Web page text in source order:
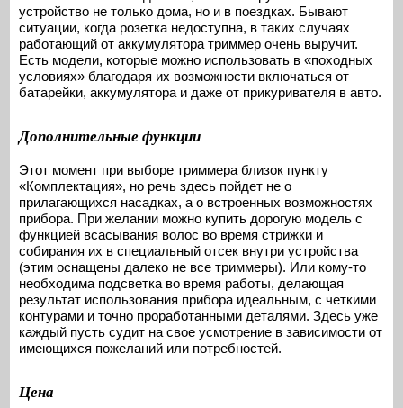
устройство не только дома, но и в поездках. Бывают
ситуации, когда розетка недоступна, в таких случаях
работающий от аккумулятора триммер очень выручит.
Есть модели, которые можно использовать в «походных
условиях» благодаря их возможности включаться от
батарейки, аккумулятора и даже от прикуривателя в авто.
Дополнительные функции
Этот момент при выборе триммера близок пункту
«Комплектация», но речь здесь пойдет не о
прилагающихся насадках, а о встроенных возможностях
прибора. При желании можно купить дорогую модель с
функцией всасывания волос во время стрижки и
собирания их в специальный отсек внутри устройства
(этим оснащены далеко не все триммеры). Или кому-то
необходима подсветка во время работы, делающая
результат использования прибора идеальным, с четкими
контурами и точно проработанными деталями. Здесь уже
каждый пусть судит на свое усмотрение в зависимости от
имеющихся пожеланий или потребностей.
Цена